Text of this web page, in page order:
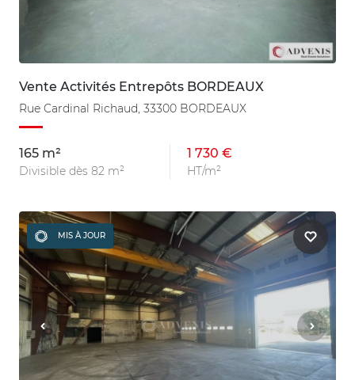
Vente Activités Entrepôts BORDEAUX
Rue Cardinal Richaud, 33300 BORDEAUX
165 m²
Divisible dès 82 m²
1 730 €
HT/m²
MIS À JOUR